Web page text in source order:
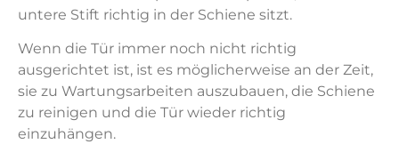
untere Stift richtig in der Schiene sitzt.
Wenn die Tür immer noch nicht richtig
ausgerichtet ist, ist es möglicherweise an der Zeit,
sie zu Wartungsarbeiten auszubauen, die Schiene
zu reinigen und die Tür wieder richtig
einzuhängen.